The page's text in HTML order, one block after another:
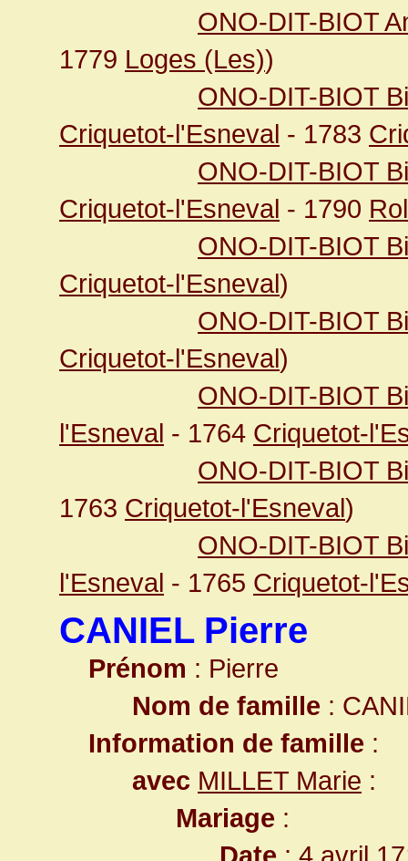
ONO-DIT-BIOT
1779 Loges (Les))
ONO-DIT-BIOT
Criquetot-l'Esneval - 1783
ONO-DIT-BIOT
Criquetot-l'Esneval - 1790
ONO-DIT-BIOT
Criquetot-l'Esneval)
ONO-DIT-BIOT
Criquetot-l'Esneval)
ONO-DIT-BIOT
l'Esneval - 1764 Criquetot-
ONO-DIT-BIOT
1763 Criquetot-l'Esneval)
ONO-DIT-BIOT
l'Esneval - 1765 Criquetot-
CANIEL Pierre
Prénom : Pierre
Nom de famille :
Information de famille :
avec MILLET Marie :
Mariage :